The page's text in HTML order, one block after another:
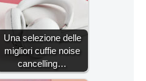
Una selezione delle
migliori cuffie noise
cancelling…